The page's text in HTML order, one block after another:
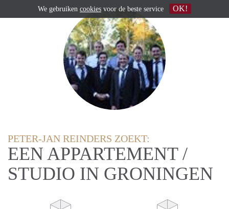
PETER-JAN REINDERS ZOEKT:
EEN APPARTEMENT /
STUDIO IN GRONINGEN
We gebruiken cookies voor de beste service OK!